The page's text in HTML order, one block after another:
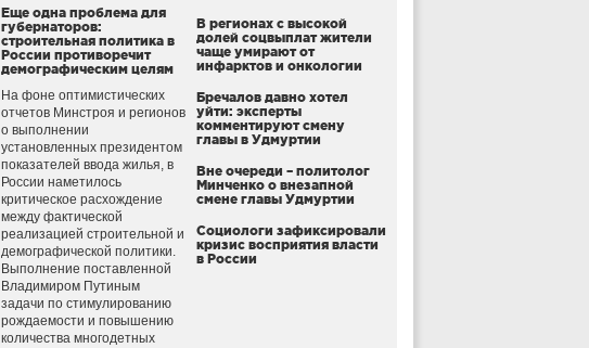
Еще одна проблема для
губернаторов:
строительная политика в
России противоречит
демографическим целям
На фоне оптимистических
отчетов Минстроя и регионов
о выполнении
установленных президентом
показателей ввода жилья, в
России наметилось
критическое расхождение
между фактической
реализацией строительной и
демографической политики.
Выполнение поставленной
Владимиром Путиным
задачи по стимулированию
рождаемости и повышению
количества многодетных
В регионах с высокой
долей соцвыплат жители
чаще умирают от
инфарктов и онкологии
Бречалов давно хотел
уйти: эксперты
комментируют смену
главы в Удмуртии
Вне очереди – политолог
Минченко о внезапной
смене главы Удмуртии
Социологи зафиксировали
кризис восприятия власти
в России